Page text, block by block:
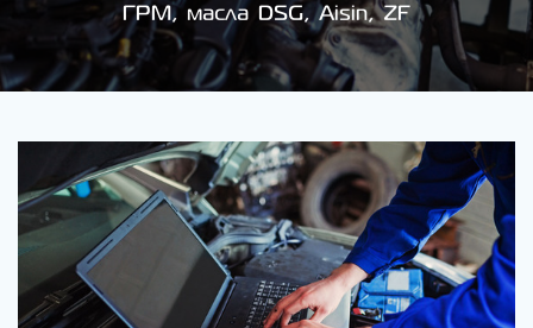
ГРМ, масла DSG, Aisin, ZF